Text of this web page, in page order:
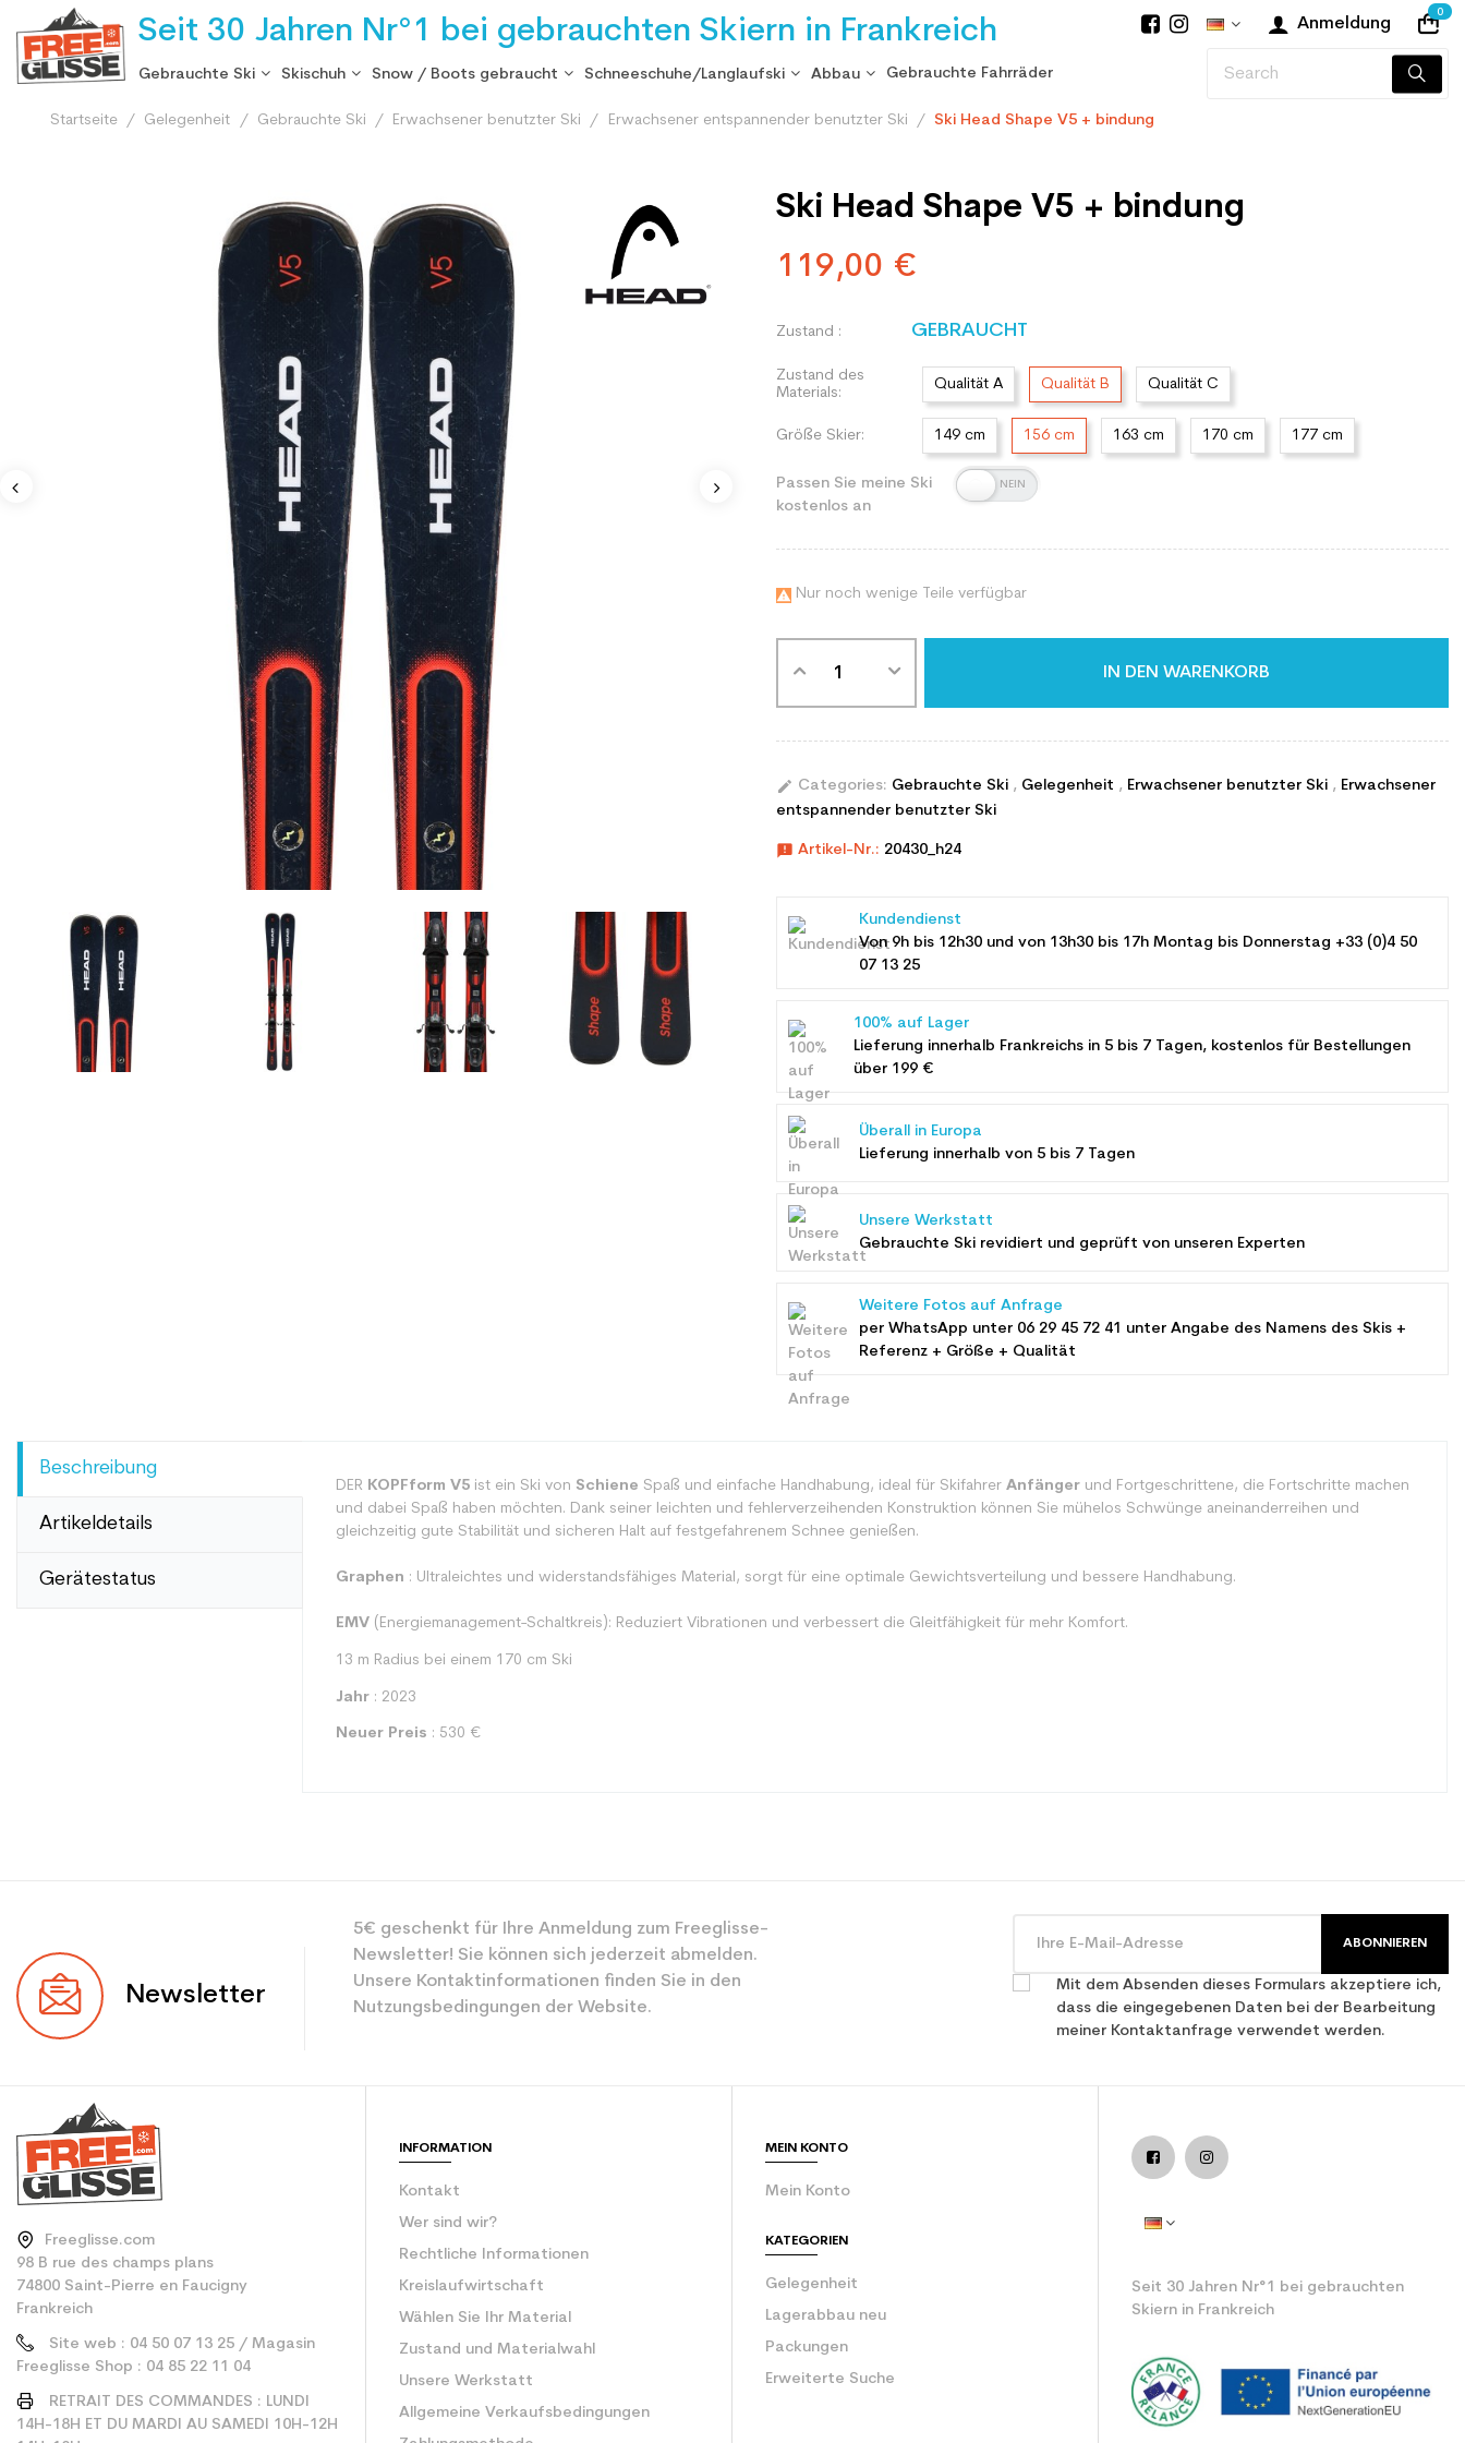
Seit 30 Jahren Nr°1 bei gebrauchten Skiern in Frankreich Anmeldung
0
Gebrauchte Ski Skischuh Snow / Boots gebraucht Schneeschuhe/Langlaufski Abbau Gebrauchte Fahrräder
Startseite Gelegenheit Gebrauchte Ski Erwachsener benutzter Ski Erwachsener entspannender benutzter Ski Ski Head Shape V5 + bindung
Ski Head Shape V5 + bindung
119,00 €
Zustand : GEBRAUCHT
Zustand des
Materials:
Qualität A Qualität B Qualität C
Größe Skier: 149 cm 156 cm 163 cm 170 cm 177 cm
Passen Sie meine Ski
kostenlos an
 Nur noch wenige Teile verfügbar
IN DEN WARENKORB
edit Categories: Gebrauchte Ski , Gelegenheit , Erwachsener benutzter Ski , Erwachsener
entspannender benutzter Ski
announcement Artikel-Nr.: 20430_h24
Kundendienst
Von 9h bis 12h30 und von 13h30 bis 17h Montag bis Donnerstag +33 (0)4 50
07 13 25
100% auf Lager
Lieferung innerhalb Frankreichs in 5 bis 7 Tagen, kostenlos für Bestellungen
über 199 €
Überall in Europa
Lieferung innerhalb von 5 bis 7 Tagen
Unsere Werkstatt
Gebrauchte Ski revidiert und geprüft von unseren Experten
Weitere Fotos auf Anfrage
per WhatsApp unter 06 29 45 72 41 unter Angabe des Namens des Skis +
Referenz + Größe + Qualität
Beschreibung
Artikeldetails
Gerätestatus
DER KOPFform V5ist ein Ski von Schiene Spaß und einfache Handhabung, ideal für Skifahrer Anfängerund Fortgeschrittene, die Fortschritte machen
und dabei Spaß haben möchten. Dank seiner leichten und fehlerverzeihenden Konstruktion können Sie mühelos Schwünge aneinanderreihen und
gleichzeitig gute Stabilität und sicheren Halt auf festgefahrenem Schnee genießen.
Graphen : Ultraleichtes und widerstandsfähiges Material, sorgt für eine optimale Gewichtsverteilung und bessere Handhabung.
EMV(Energiemanagement-Schaltkreis): Reduziert Vibrationen und verbessert die Gleitfähigkeit für mehr Komfort.
13 m Radius bei einem 170 cm Ski
Jahr: 2023
Neuer Preis : 530 €
Benutzer
Ebene
Newsletter
5€ geschenkt für Ihre Anmeldung zum Freeglisse-
Newsletter! Sie können sich jederzeit abmelden.
Unsere Kontaktinformationen finden Sie in den
Nutzungsbedingungen der Website.
ABONNIEREN
Mit dem Absenden dieses Formulars akzeptiere ich,
dass die eingegebenen Daten bei der Bearbeitung
meiner Kontaktanfrage verwendet werden.
Freeglisse.com
98 B rue des champs plans
74800 Saint-Pierre en Faucigny
Frankreich
Site web : 04 50 07 13 25 / Magasin
Freeglisse Shop : 04 85 22 11 04
RETRAIT DES COMMANDES : LUNDI
14H-18H ET DU MARDI AU SAMEDI 10H-12H
INFORMATION
Kontakt
Wer sind wir?
Rechtliche Informationen
Kreislaufwirtschaft
Wählen Sie Ihr Material
Zustand und Materialwahl
Unsere Werkstatt
Allgemeine Verkaufsbedingungen
MEIN KONTO
Mein Konto
KATEGORIEN
Gelegenheit
Lagerabbau neu
Packungen
Erweiterte Suche
Seit 30 Jahren Nr°1 bei gebrauchten
Skiern in Frankreich